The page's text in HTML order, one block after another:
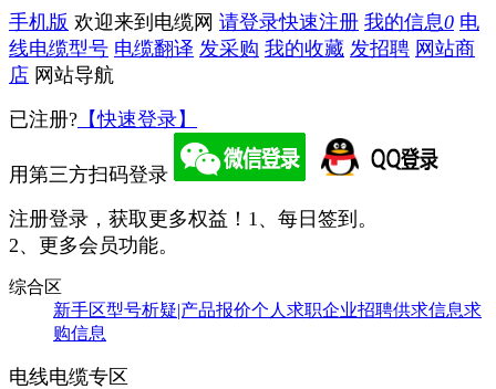
手机版 欢迎来到电缆网 请登录快速注册 我的信息0 电
线电缆型号 电缆翻译 发采购 我的收藏 发招聘 网站商
店 网站导航
已注册? 【快速登录】
用第三方扫码登录
注册登录，获取更多权益！ 1、每日签到。
2、更多会员功能。
综合区
新手区型号析疑|产品报价个人求职企业招聘供求信息求
购信息
电线电缆专区